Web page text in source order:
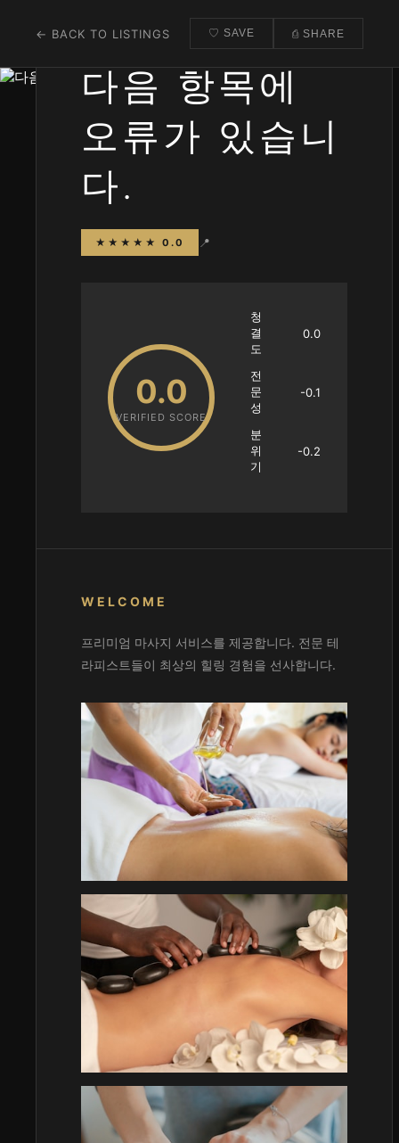
← BACK TO LISTINGS ♡ SAVE ⎙ SHARE
다음 항목에
오류가 있습니
다.
★★★★★ 0.0 📍
0.0
VERIFIED SCORE
청
결
도
0.0
전
문
성
-0.1
분
위
기
-0.2
WELCOME
프리미엄 마사지 서비스를 제공합니다. 전문 테
라피스트들이 최상의 힐링 경험을 선사합니다.